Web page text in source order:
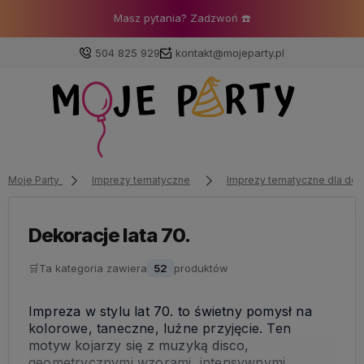
⚡ Darmowa dostawa już od 150
504 825 929 kontakt@mojeparty.pl
Załóż konto
Wybierz coś dla siebie z naszej aktualnej oferty lub
z poprzedniej sesji.
Moje Party Imprezy tematyczne Imprezy tematyczne dla
Dekoracje lata 70.
🛒Ta kategoria zawiera 52 produktów
Impreza w stylu lat 70. to świetny pomysł na
kolorowe, taneczne, luźne przyjęcie. Ten
motyw kojarzy się z muzyką disco,